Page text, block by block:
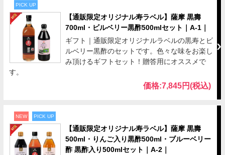
PICK UP
【通販限定オリジナル寿ラベル】薩摩 黒壽
700ml・ビルベリー黒酢500mlセット｜A-1｜
ギフト｜通販限定オリジナルラベルの黒寿とビ
ルベリー黒酢のセットです。色々な味をお楽し
み頂けるギフトセット！贈答用にオススメで
す。
価格:7,845円(税込)
NEW PICK UP
【通販限定オリジナル寿ラベル】薩摩 黒壽
500ml・りんご入り黒酢500ml・ブルーベリー
酢 黒酢入り500mlセット｜A-2｜